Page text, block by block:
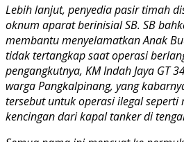
Lebih lanjut, penyedia pasir timah
oknum aparat berinisial SB. SB
membantu menyelamatkan Anak
tidak tertangkap saat operasi
pengangkutnya, KM Indah Jaya GT
warga Pangkalpinang, yang
tersebut untuk operasi ilegal
kencingan dari kapal tanker di